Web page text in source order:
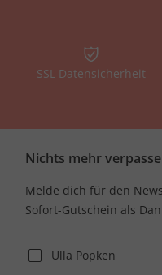
SSL Datensicherheit
Nichts mehr
Melde dich für den
Sofort-Gutschein als
Ulla Popken